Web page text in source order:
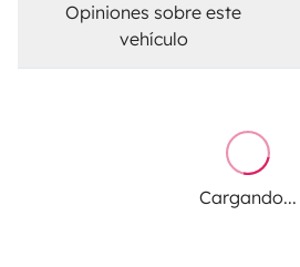
Opiniones sobre este
vehículo
Cargando...